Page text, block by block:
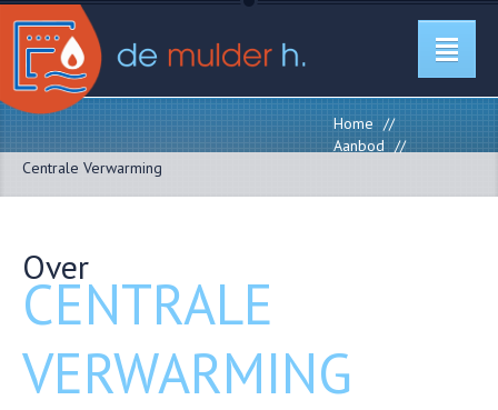
Home //
Aanbod //
Centrale Verwarming
Over
CENTRALE
VERWARMING